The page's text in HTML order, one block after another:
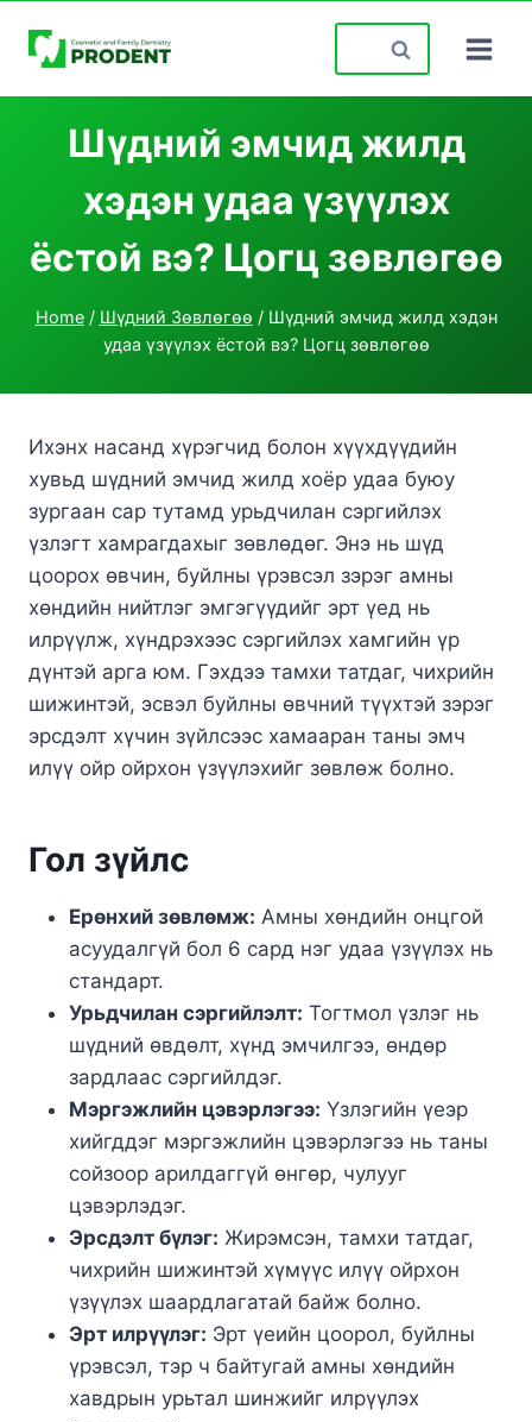
Search
for:
Шүдний эмчид жилд
хэдэн удаа үзүүлэх
ёстой вэ? Цогц зөвлөгөө
Home / Шүдний Зөвлөгөө / Шүдний эмчид жилд хэдэн
удаа үзүүлэх ёстой вэ? Цогц зөвлөгөө
Ихэнх насанд хүрэгчид болон хүүхдүүдийн
хувьд шүдний эмчид жилд хоёр удаа буюу
зургаан сар тутамд урьдчилан сэргийлэх
үзлэгт хамрагдахыг зөвлөдөг. Энэ нь шүд
цоорох өвчин, буйлны үрэвсэл зэрэг амны
хөндийн нийтлэг эмгэгүүдийг эрт үед нь
илрүүлж, хүндрэхээс сэргийлэх хамгийн үр
дүнтэй арга юм. Гэхдээ тамхи татдаг, чихрийн
шижинтэй, эсвэл буйлны өвчний түүхтэй зэрэг
эрсдэлт хүчин зүйлсээс хамааран таны эмч
илүү ойр ойрхон үзүүлэхийг зөвлөж болно.
Гол зүйлс
Ерөнхий зөвлөмж: Амны хөндийн онцгой
асуудалгүй бол 6 сард нэг удаа үзүүлэх нь
стандарт.
Урьдчилан сэргийлэлт: Тогтмол үзлэг нь
шүдний өвдөлт, хүнд эмчилгээ, өндөр
зардлаас сэргийлдэг.
Мэргэжлийн цэвэрлэгээ: Үзлэгийн үеэр
хийгддэг мэргэжлийн цэвэрлэгээ нь таны
сойзоор арилдаггүй өнгөр, чулууг
цэвэрлэдэг.
Эрсдэлт бүлэг: Жирэмсэн, тамхи татдаг,
чихрийн шижинтэй хүмүүс илүү ойрхон
үзүүлэх шаардлагатай байж болно.
Эрт илрүүлэг: Эрт үеийн цоорол, буйлны
үрэвсэл, тэр ч байтугай амны хөндийн
хавдрын урьтал шинжийг илрүүлэх